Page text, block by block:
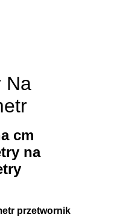
Na
cm
na
przetwornik